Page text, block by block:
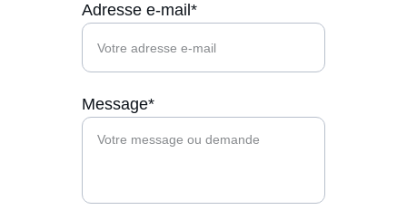
Adresse e-mail*
Message*